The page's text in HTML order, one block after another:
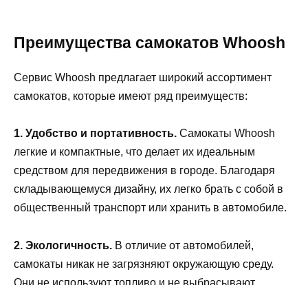
Преимущества самокатов Whoosh
Сервис Whoosh предлагает широкий ассортимент
самокатов, которые имеют ряд преимуществ:
1. Удобство и портативность. Самокаты Whoosh
легкие и компактные, что делает их идеальным
средством для передвижения в городе. Благодаря
складывающемуся дизайну, их легко брать с собой в
общественный транспорт или хранить в автомобиле.
2. Экологичность. В отличие от автомобилей,
самокаты никак не загрязняют окружающую среду.
Они не используют топливо и не выбрасывают